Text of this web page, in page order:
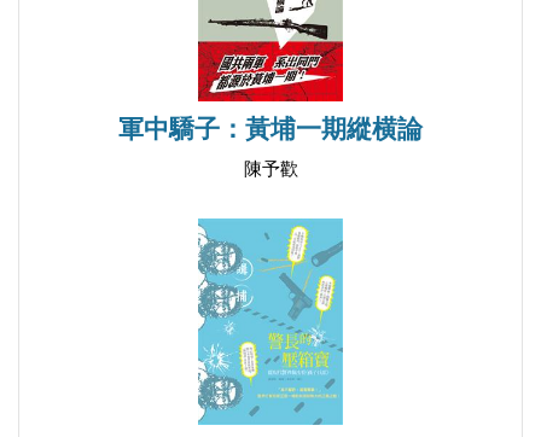
軍中驕子：黃埔一期縱横論
陳予歡